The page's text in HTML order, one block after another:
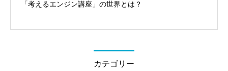
「考えるエンジン講座」の世界とは？
カテゴリー